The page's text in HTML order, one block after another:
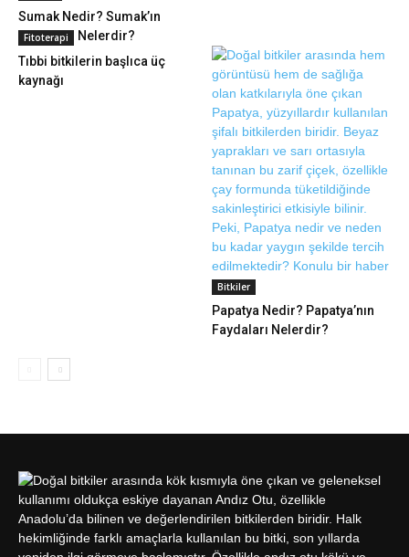
Sumak Nedir? Sumak’ın
Faydaları Nelerdir?
Fitoterapi
Tıbbi bitkilerin başlıca üç
kaynağı
Bitkiler
Papatya Nedir? Papatya’nın
Faydaları Nelerdir?